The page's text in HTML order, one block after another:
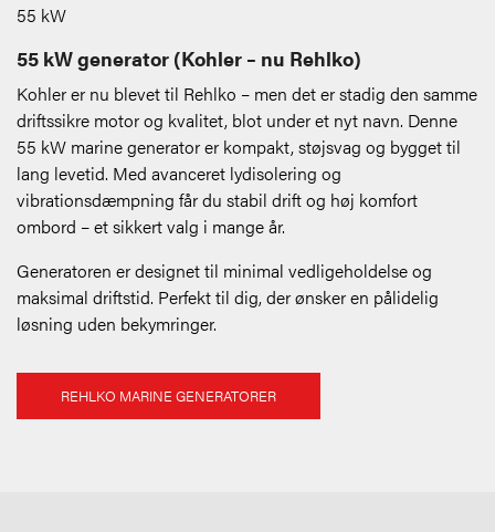
55 kW
55 kW generator (Kohler – nu Rehlko)
Kohler er nu blevet til Rehlko – men det er stadig den samme
driftssikre motor og kvalitet, blot under et nyt navn. Denne
55 kW marine generator er kompakt, støjsvag og bygget til
lang levetid. Med avanceret lydisolering og
vibrationsdæmpning får du stabil drift og høj komfort
ombord – et sikkert valg i mange år.
Generatoren er designet til minimal vedligeholdelse og
maksimal driftstid. Perfekt til dig, der ønsker en pålidelig
løsning uden bekymringer.
REHLKO MARINE GENERATORER